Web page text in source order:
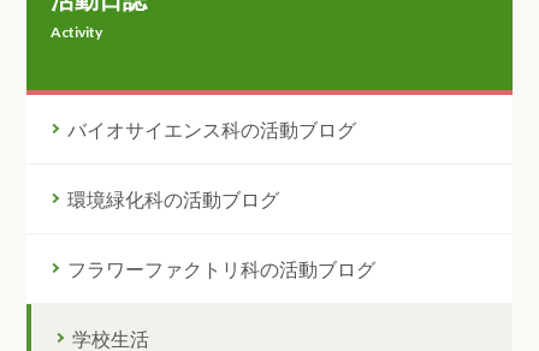
Activity
バイオサイエンス科の活動ブログ
環境緑化科の活動ブログ
フラワーファクトリ科の活動ブログ
学校生活